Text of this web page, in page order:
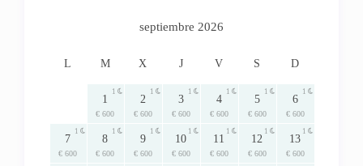
septiembre 2026
L M X J V S D
1
€ 600
1
2
€ 600
1
3
€ 600
1
4
€ 600
1
5
€ 600
1
6
€ 600
1
7
€ 600
1
8
€ 600
1
9
€ 600
1
10
€ 600
1
11
€ 600
1
12
€ 600
1
13
€ 600
1